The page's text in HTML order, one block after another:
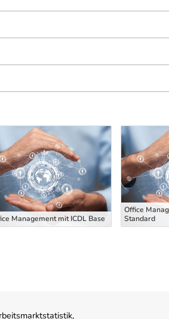
Management mit ICDL Base
Office
Standard